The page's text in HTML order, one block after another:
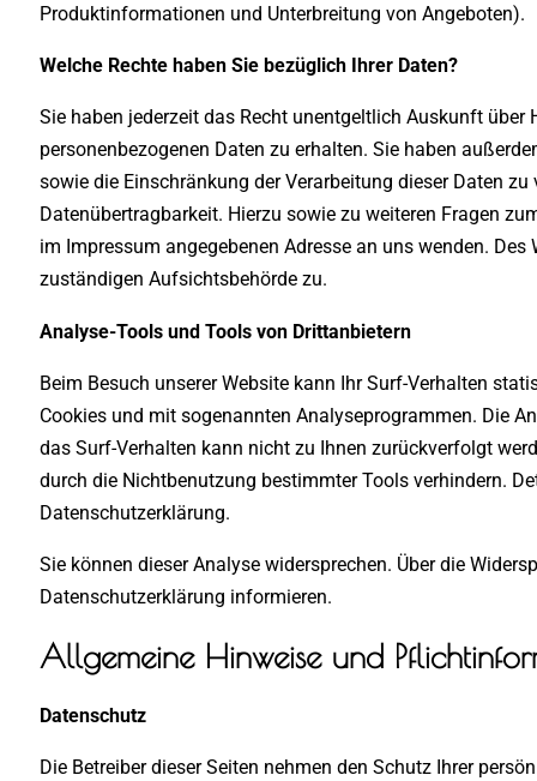
Produktinformationen und Unterbreitung von Angeboten).
Welche Rechte haben Sie bezüglich Ihrer Daten?
Sie haben jederzeit das Recht unentgeltlich Auskunft
personenbezogenen Daten zu erhalten. Sie haben
sowie die Einschränkung der Verarbeitung dieser Daten
Datenübertragbarkeit. Hierzu sowie zu weiteren Fragen
im Impressum angegebenen Adresse an uns wenden.
zuständigen Aufsichtsbehörde zu.
Analyse-Tools und Tools von Drittanbietern
Beim Besuch unserer Website kann Ihr Surf-Verhalten
Cookies und mit sogenannten Analyseprogrammen. Die
das Surf-Verhalten kann nicht zu Ihnen zurückverfolgt
durch die Nichtbenutzung bestimmter Tools verhindern.
Datenschutzerklärung.
Sie können dieser Analyse widersprechen. Über die
Datenschutzerklärung informieren.
Allgemeine Hinweise und
Datenschutz
Die Betreiber dieser Seiten nehmen den Schutz Ihrer